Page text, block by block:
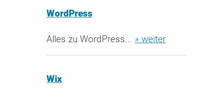
WordPress
Alles zu WordPress... » weiter
Wix